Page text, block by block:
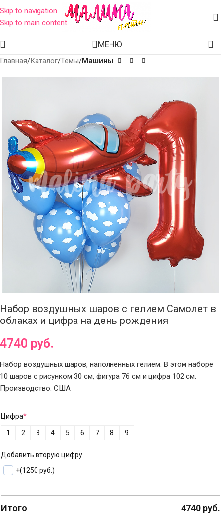
Skip to navigation
Skip to main content
МЕНЮ
Главная Каталог Темы Машины
Набор воздушных шаров с гелием Самолет в
облаках и цифра на день рождения
4740 руб.
Набор воздушных шаров, наполненных гелием. В этом наборе
10 шаров с рисунком 30 см, фигура 76 см и цифра 102 см.
Производство: США
Цифра*
1 2 3 4 5 6 7 8 9
Добавить вторую цифру
+(1250 руб.)
Итого 4740 руб.